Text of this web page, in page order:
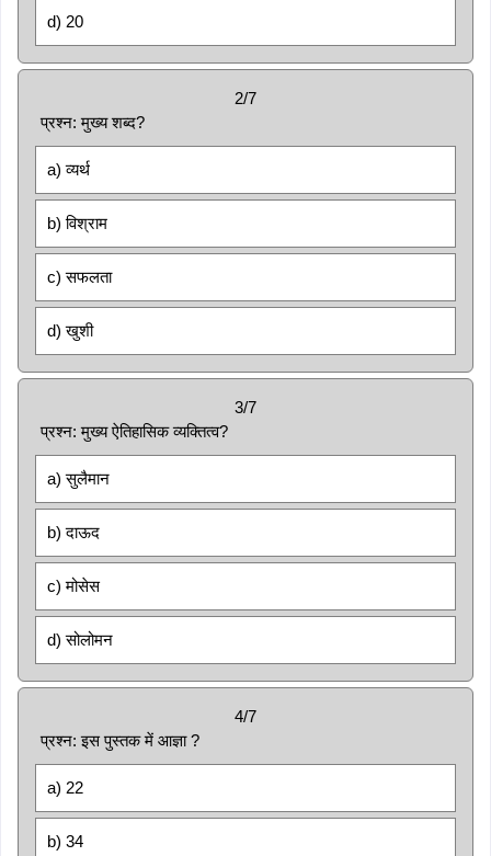
d) 20
2/7
प्रश्न: मुख्य शब्द?
a) व्यर्थ
b) विश्राम
c) सफलता
d) खुशी
3/7
प्रश्न: मुख्य ऐतिहासिक व्यक्तित्व?
a) सुलैमान
b) दाऊद
c) मोसेस
d) सोलोमन
4/7
प्रश्न: इस पुस्तक में आज्ञा ?
a) 22
b) 34